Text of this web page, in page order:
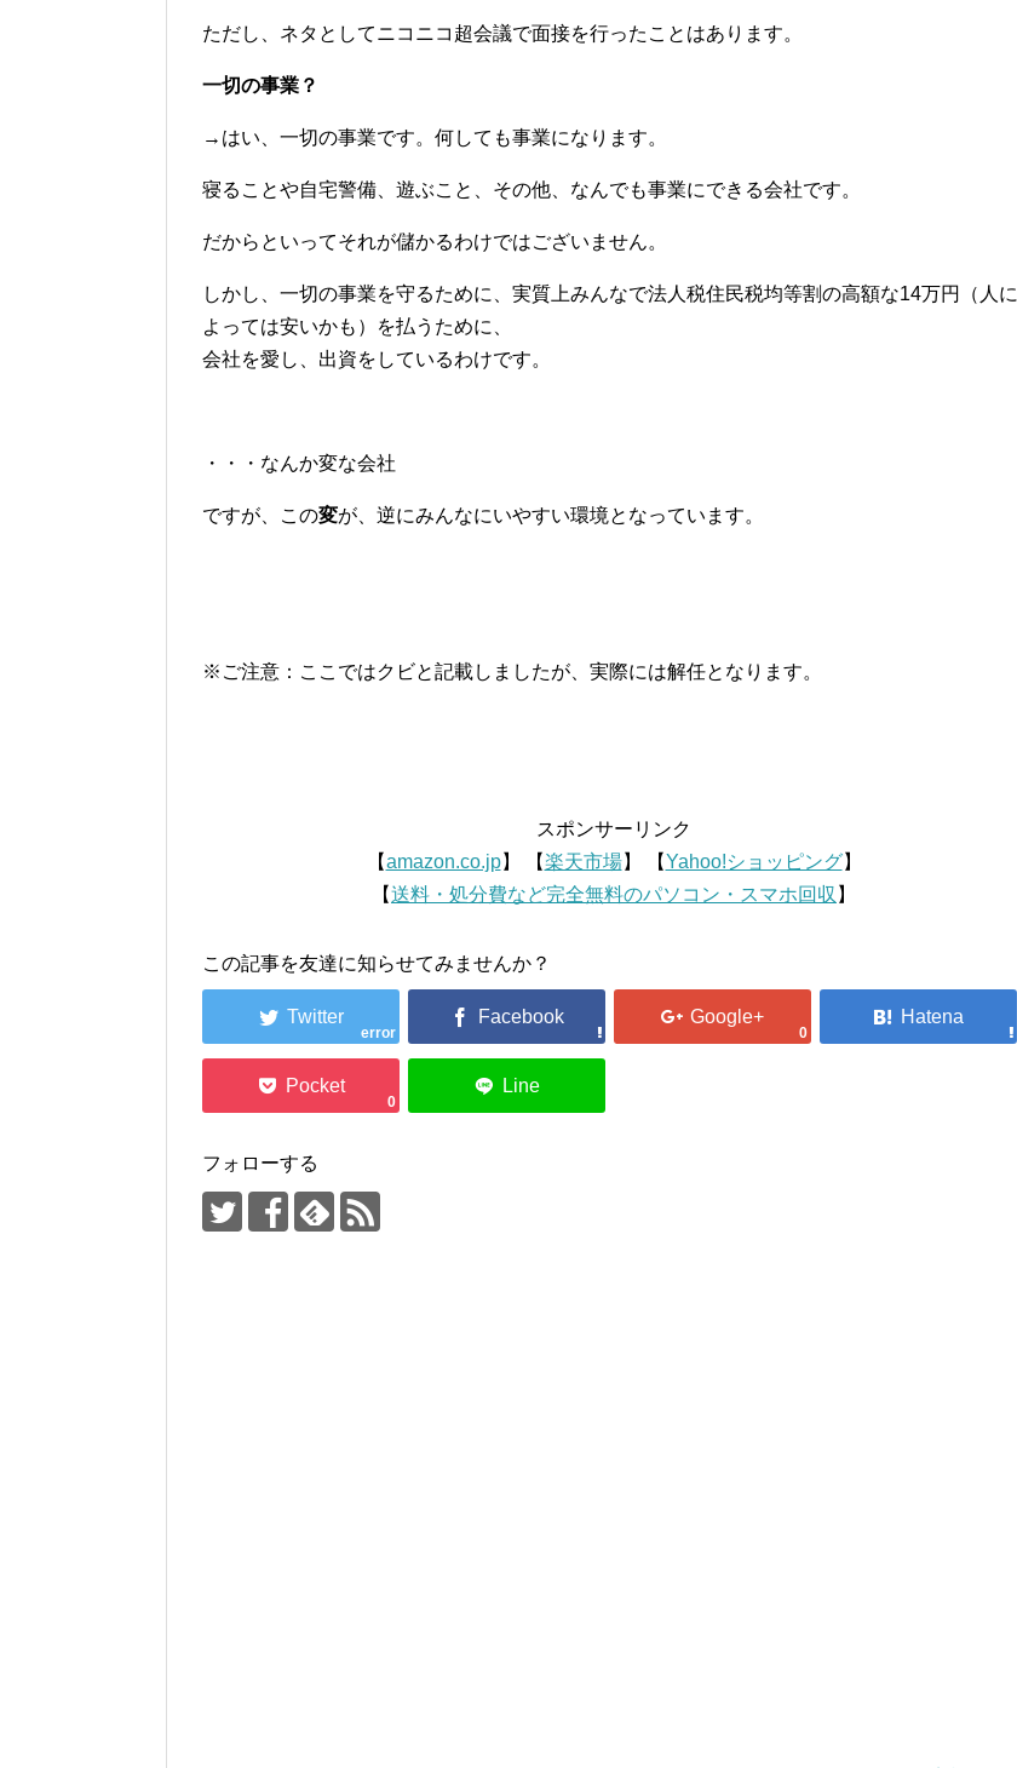
ただし、ネタとしてニコニコ超会議で面接を行ったことはあります。
一切の事業？
→はい、一切の事業です。何しても事業になります。
寝ることや自宅警備、遊ぶこと、その他、なんでも事業にできる会社です。
だからといってそれが儲かるわけではございません。
しかし、一切の事業を守るために、実質上みんなで法人税住民税均等割の高額な14万円（人に
よっては安いかも）を払うために、
会社を愛し、出資をしているわけです。
・・・なんか変な会社
ですが、この変が、逆にみんなにいやすい環境となっています。
※ご注意：ここではクビと記載しましたが、実際には解任となります。
スポンサーリンク
【amazon.co.jp】 【楽天市場】 【Yahoo!ショッピング】
【送料・処分費など完全無料のパソコン・スマホ回収 】
この記事を友達に知らせてみませんか？
error 0
0
フォローする